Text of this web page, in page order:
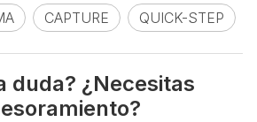
CAPTURE QUICK-STEP
duda? ¿Necesitas